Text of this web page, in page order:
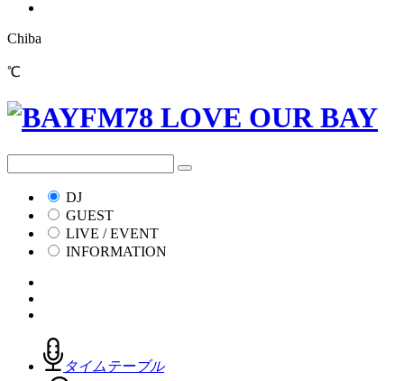
Chiba
℃
DJ
GUEST
LIVE / EVENT
INFORMATION
タイムテーブル